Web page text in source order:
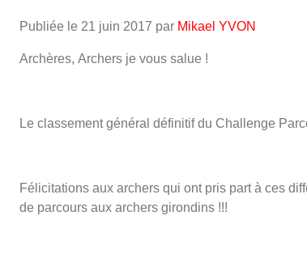
Publiée le 21 juin 2017 par Mikael YVON
Archères, Archers je vous salue !
Le classement général définitif du Challenge
Félicitations aux archers qui ont pris part à ces
de parcours aux archers girondins !!!